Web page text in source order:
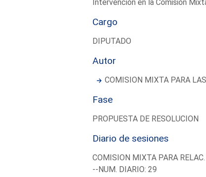
Intervención en la Comisión
Cargo
DIPUTADO
Autor
COMISION MIXTA PARA
Fase
PROPUESTA DE RESOLUCION
Diario de sesiones
COMISION MIXTA PARA
--NUM. DIARIO: 29